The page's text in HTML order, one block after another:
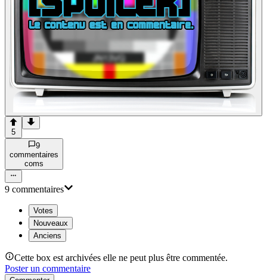
5
9
commentaires
coms
9 commentaires
Votes
Nouveaux
Anciens
Cette box est archivées elle ne peut plus être commentée.
Poster un commentaire